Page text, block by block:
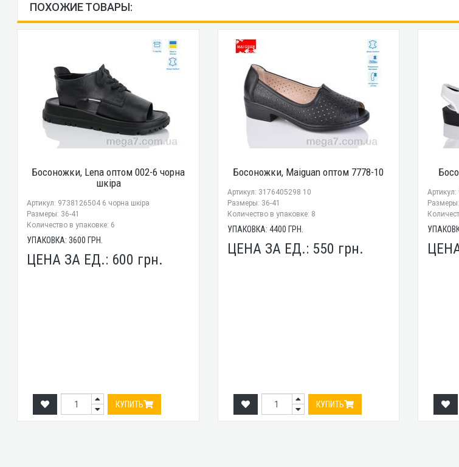
ПОХОЖИЕ ТОВАРЫ:
Босоножки, Lena оптом 002-6 чорна
шкіра
Артикул: 9738126504 6 чорна шкіра
Размеры: 36-41
Количество в упаковке: 6
УПАКОВКА:3600 ГРН.
ЦЕНА ЗА ЕД.: 600 грн.
КУПИТЬ
Босоножки, Maiguan оптом 7778-10
Артикул: 3176405298 10
Размеры: 36-41
Количество в упаковке: 8
УПАКОВКА: 4400 ГРН.
ЦЕНА ЗА ЕД.: 550 грн.
КУПИТЬ